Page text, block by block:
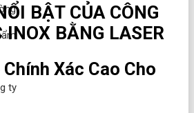
ty
BẬT CỦA CÔNG
INOX BẰNG LASER
Xác Cao Cho